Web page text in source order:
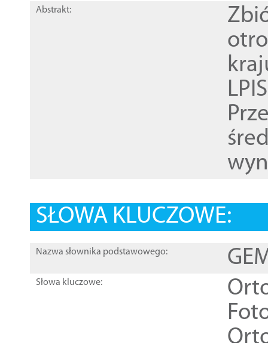
Abstrakt:
SŁOWA KLUCZOWE:
Nazwa słownika podstawowego:
Słowa kluczowe: